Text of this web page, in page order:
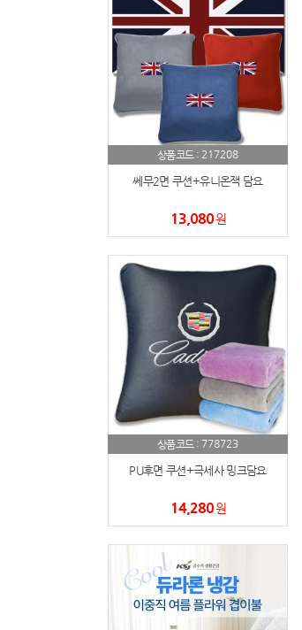
상품코드 : 217208
쎄무2면 쿠션+유니온잭 담요
13,080원
상품코드 : 778723
PU후면 쿠션+극세사 밍크담요
14,280원